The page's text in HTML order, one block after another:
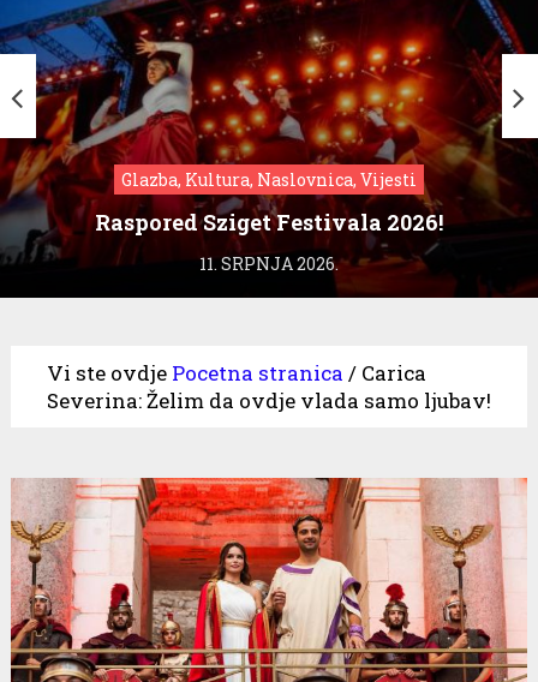
Glazba, Kultura, Naslovnica, Vijesti
Raspored Sziget Festivala 2026!
11. SRPNJA 2026.
Vi ste ovdje Pocetna stranica / Carica
Severina: Želim da ovdje vlada samo ljubav!